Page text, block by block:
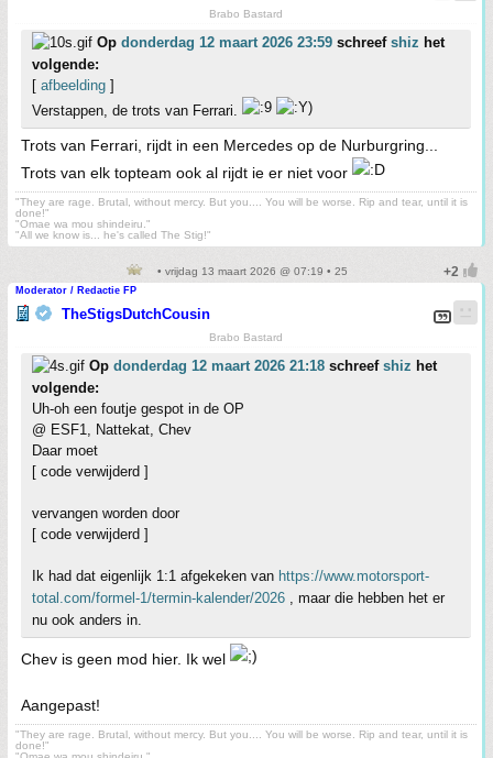
Brabo Bastard
Op donderdag 12 maart 2026 23:59 schreef shiz het
volgende:
[ afbeelding ]
Verstappen, de trots van Ferrari.
Trots van Ferrari, rijdt in een Mercedes op de Nurburgring...
Trots van elk topteam ook al rijdt ie er niet voor
"They are rage. Brutal, without mercy. But you.... You will be worse. Rip and tear, until it is
done!"
"Omae wa mou shindeiru."
"All we know is... he's called The Stig!"
• vrijdag 13 maart 2026 @ 07:19 • 25
Moderator / Redactie FP
TheStigsDutchCousin
Brabo Bastard
Op donderdag 12 maart 2026 21:18 schreef shiz het
volgende:
Uh-oh een foutje gespot in de OP
@ ESF1, Nattekat, Chev
Daar moet
[ code verwijderd ]
vervangen worden door
[ code verwijderd ]
Ik had dat eigenlijk 1:1 afgekeken van https://www.motorsport-
total.com/formel-1/termin-kalender/2026 , maar die hebben het er
nu ook anders in.
Chev is geen mod hier. Ik wel
Aangepast!
"They are rage. Brutal, without mercy. But you.... You will be worse. Rip and tear, until it is
done!"